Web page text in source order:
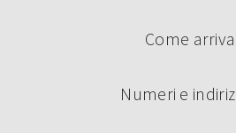
Come
Numeri e